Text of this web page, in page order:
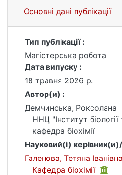
Основні дані публікації
Тип публікації :
Магістерська робота
Дата випуску :
18 травня 2026 р.
Автор(и) :
Демчинська, Роксолана
ННЦ "Інститут
кафедра біохімії
Науковий(і)
Галенова, Тетяна Іванівна
Кафедра біохімії